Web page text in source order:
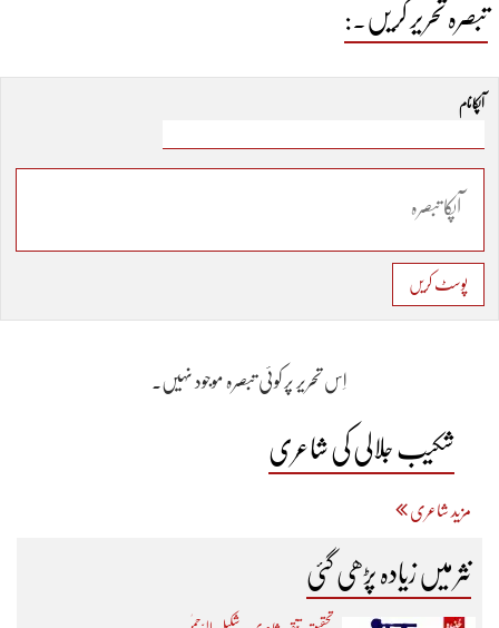
تبصرہ تحریر کریں۔:
آپکا نام
پوسٹ کریں
اِس تحریر پر کوئی تبصرہ موجود نہیں۔
شکیب جلالی کی شاعری
مزید شاعری
نثر میں زیادہ پڑھی گئی